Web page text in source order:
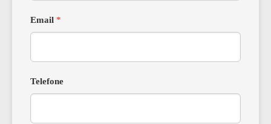
Email *
Telefone